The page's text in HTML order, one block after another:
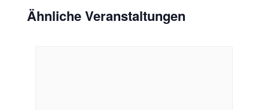
Ähnliche Veranstaltungen